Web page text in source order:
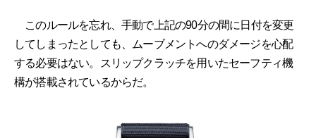
このルールを忘れ、手動で上記の90分の間に日付を変更
してしまったとしても、ムーブメントへのダメージを心配
する必要はない。スリップクラッチを用いたセーフティ機
構が搭載されているからだ。